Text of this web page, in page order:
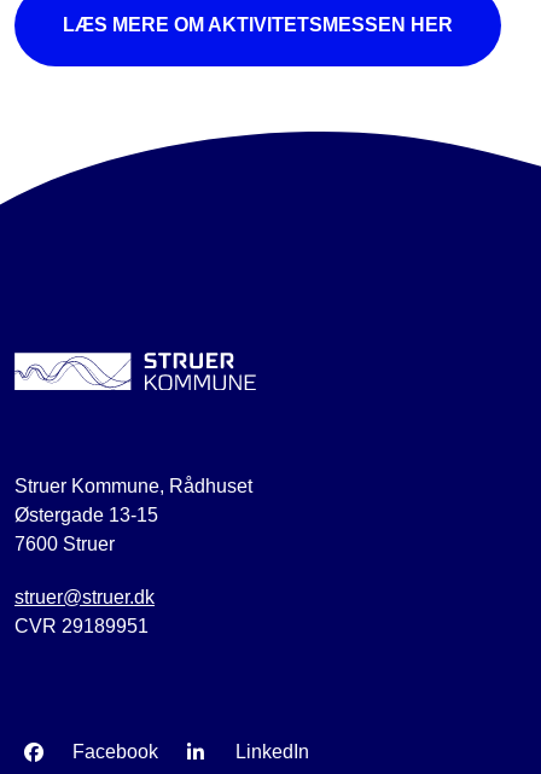
LÆS MERE OM AKTIVITETSMESSEN HER
Struer Kommune, Rådhuset
Østergade 13-15
7600 Struer
struer@struer.dk
CVR 29189951
Facebook LinkedIn